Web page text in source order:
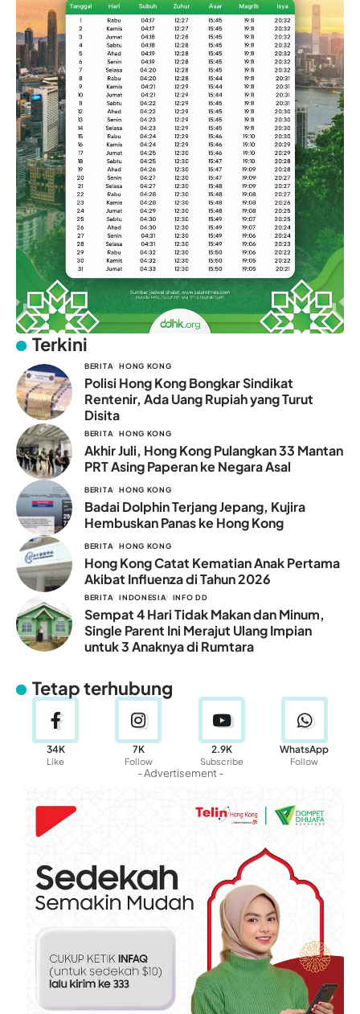
Terkini
BERITA HONG KONG
Polisi Hong Kong Bongkar Sindikat
Rentenir, Ada Uang Rupiah yang Turut
Disita
BERITA HONG KONG
Akhir Juli, Hong Kong Pulangkan 33 Mantan
PRT Asing Paperan ke Negara Asal
BERITA HONG KONG
Badai Dolphin Terjang Jepang, Kujira
Hembuskan Panas ke Hong Kong
BERITA HONG KONG
Hong Kong Catat Kematian Anak Pertama
Akibat Influenza di Tahun 2026
BERITA INDONESIA INFO DD
Sempat 4 Hari Tidak Makan dan Minum,
Single Parent Ini Merajut Ulang Impian
untuk 3 Anaknya di Rumtara
Tetap terhubung
34K
Like
7K
Follow
2.9K
Subscribe
WhatsApp
Follow
- Advertisement -